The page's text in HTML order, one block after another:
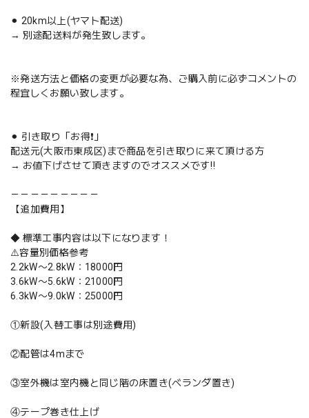
⚫︎ 20km以上(ヤマト配送)
→ 別途配送料が発生致します。
※発送方法と価格の変更が必要な為、ご購入前に必ずコメントの
程宜しくお願い致します。
⚫︎ 引き取り「お得❗️」
配送元(大阪市東成区)まで商品を引き取りに来て頂ける方
→ お値下げさせて頂きますのでオススメです‼️
－－－－－－－－－
【追加費用】
◆ 標準工事内容は以下になります！
⚠️容量別価格参考
2.2kW〜2.8kW：18000円
3.6kW〜5.6kW：21000円
6.3kW〜9.0kW：25000円
①新設(入替工事は別途費用)
②配管は4mまで
③室外機は室内機と同じ階の床置き(ベランダ置き)
④テープ巻き仕上げ